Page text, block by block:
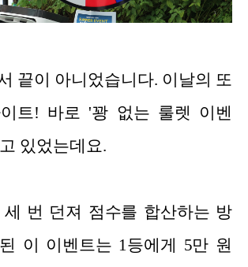
끝이 아니었습니다. 이날의 또
트! 바로 '꽝 없는 룰렛 이벤
있었는데요.
번 던져 점수를 합산하는 방
이 이벤트는 1등에게 5만 원